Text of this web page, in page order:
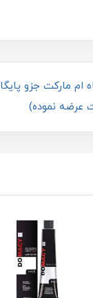
ها (فروشگاه ام
عرضه نموده)